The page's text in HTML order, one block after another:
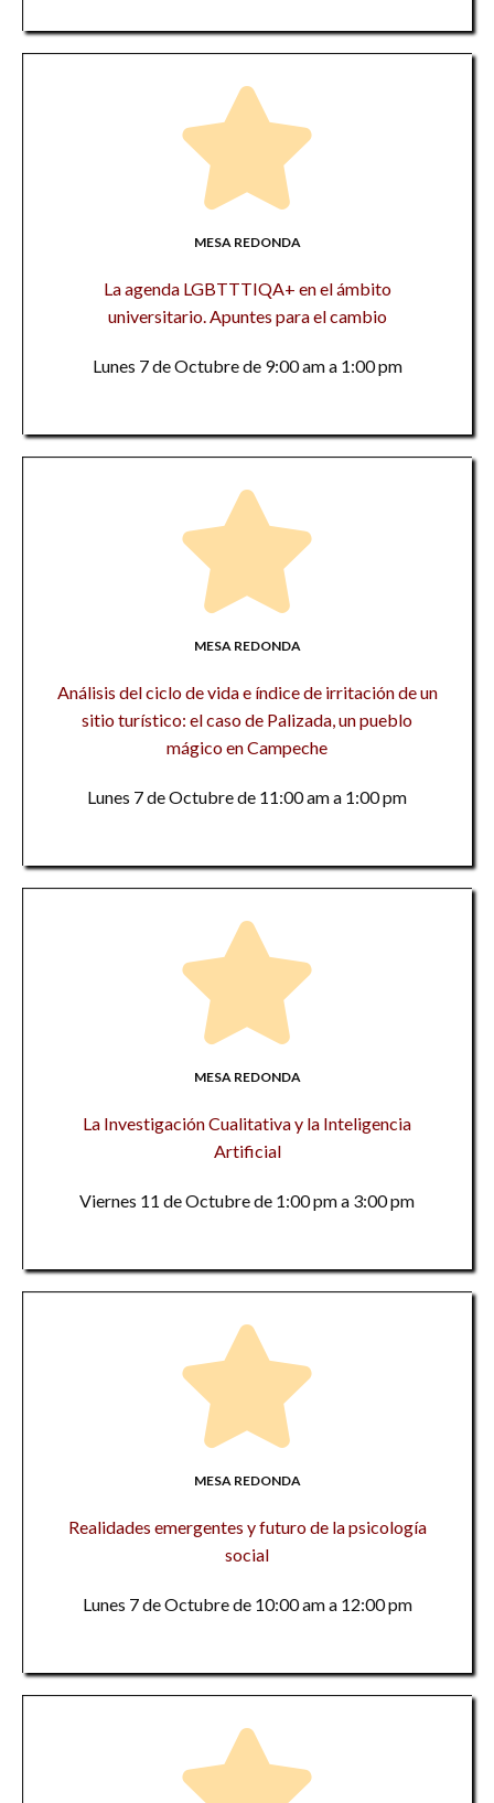
MESA REDONDA
La agenda LGBTTTIQA+ en el ámbito
universitario. Apuntes para el cambio
Lunes 7 de Octubre de 9:00 am a 1:00 pm
MESA REDONDA
Análisis del ciclo de vida e índice de irritación de un
sitio turístico: el caso de Palizada, un pueblo
mágico en Campeche
Lunes 7 de Octubre de 11:00 am a 1:00 pm
MESA REDONDA
La Investigación Cualitativa y la Inteligencia
Artificial
Viernes 11 de Octubre de 1:00 pm a 3:00 pm
MESA REDONDA
Realidades emergentes y futuro de la psicología
social
Lunes 7 de Octubre de 10:00 am a 12:00 pm